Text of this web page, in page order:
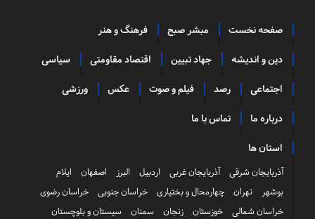
صفحه نخست مبشر صبح فرهنگ و هنر
دین و اندیشه جهاد تبیین اقتصاد مقاومتی سیاسی
اجتماعی رصد فیلم و صوت عکس ورزشی
درباره ما تماس با ما
استان ها
آذربایجان شرقی آذربایجان غربی اردبیل البرز اصفهان
ایلام
بوشهر
تهران چهارمحال و بختیاری خراسان جنوبی
خراسان رضوی
خراسان شمالی
خوزستان زنجان سمنان سیستان و بلوچستان